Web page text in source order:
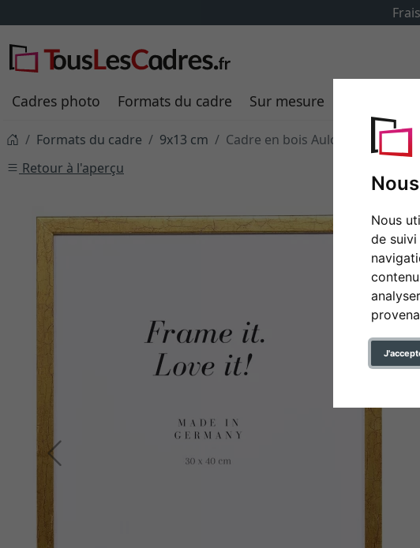
Nous
de
Cadres photo Formats du cadre Sur mesure
Formats du cadre 9x13 cm
Cadre en bois Aulon
Retour à l'aperçu
Retour